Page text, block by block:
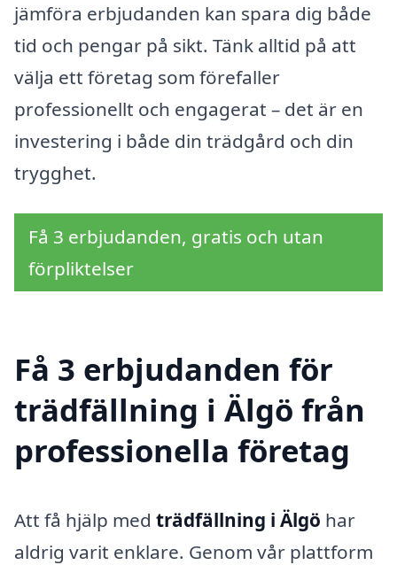
jämföra erbjudanden kan spara dig både
tid och pengar på sikt. Tänk alltid på att
välja ett företag som förefaller
professionellt och engagerat – det är en
investering i både din trädgård och din
trygghet.
Få 3 erbjudanden, gratis och utan
förpliktelser
Få 3 erbjudanden för
trädfällning i Älgö från
professionella företag
Att få hjälp med trädfällning i Älgö har
aldrig varit enklare. Genom vår plattform